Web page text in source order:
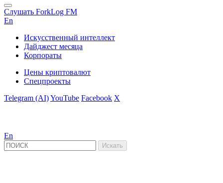
Слушать ForkLog FM
En
Искусственный интеллект
Дайджест месяца
Корпораты
Цены криптовалют
Спецпроекты
Telegram (AI)YouTube Facebook X
En